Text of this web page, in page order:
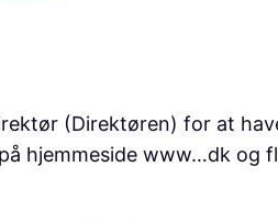
(Direktøren) for at
hjemmeside www…dk og